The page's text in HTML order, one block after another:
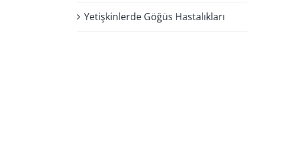
Yetişkinlerde Göğüs Hastalıkları